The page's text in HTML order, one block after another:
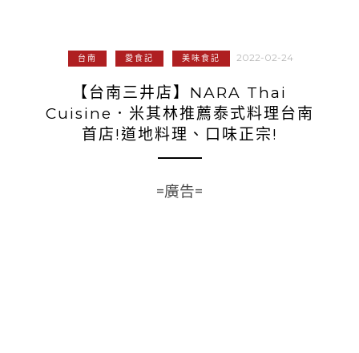
台南 愛食記 美味食記 2022-02-24
【台南三井店】NARA Thai
Cuisine．米其林推薦泰式料理台南
首店!道地料理、口味正宗!
=廣告=